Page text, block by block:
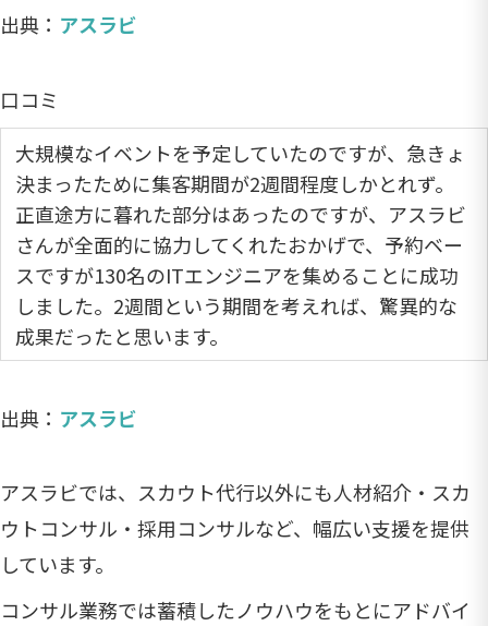
出典： アスラビ
口コミ
大規模なイベントを予定していたのですが、急きょ
決まったために集客期間が2週間程度しかとれず。
正直途方に暮れた部分はあったのですが、アスラビ
さんが全面的に協力してくれたおかげで、予約ベー
スですが130名のITエンジニアを集めることに成功
しました。2週間という期間を考えれば、驚異的な
成果だったと思います。
出典： アスラビ
アスラビでは、スカウト代行以外にも人材紹介・スカ
ウトコンサル・採用コンサルなど、幅広い支援を提供
しています。
コンサル業務では蓄積したノウハウをもとにアドバイ